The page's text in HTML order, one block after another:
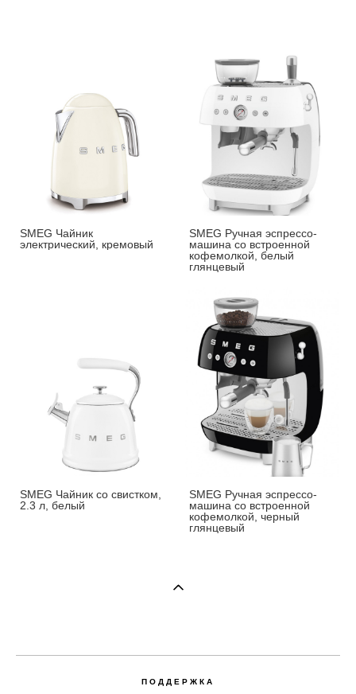
SMEG Чайник
электрический, кремовый
SMEG Ручная эспрессо-
машина со встроенной
кофемолкой, белый
глянцевый
SMEG Чайник со свистком,
2.3 л, белый
SMEG Ручная эспрессо-
машина со встроенной
кофемолкой, черный
глянцевый
ПОДДЕРЖКА